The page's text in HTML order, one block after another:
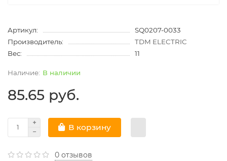
Артикул:
SQ0207-0033
Производитель:
TDM ELECTRIC
Вес:
11
В наличии
85.65 руб.
В корзину
0 отзывов